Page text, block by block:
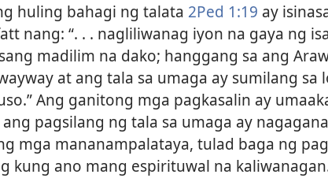
huling bahagi ng talata 2Ped 1:19 ay
nang: “. . . nagliliwanag iyon na gaya ng
madilim na dako; hanggang sa ang
at ang tala sa umaga ay sumilang sa
Ang ganitong mga pagkasalin ay
pagsilang ng tala sa umaga ay
mga mananampalataya, tulad baga ng
kung ano mang espirituwal na